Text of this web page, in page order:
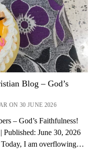
Blog – God’s
ON 30 JUNE 2026
– God’s Faithfulness!
June 30, 2026
I am overflowing…